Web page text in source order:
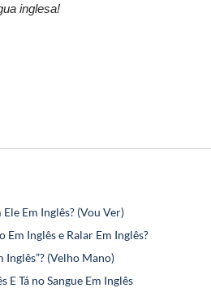
inglesa!
Em Inglês? (Vou Ver)
Inglês e Ralar Em Inglês?
Inglês”? (Velho Mano)
E Tá no Sangue Em Inglês